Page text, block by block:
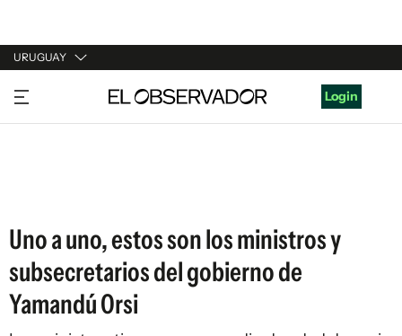
URUGUAY
URUGUAY
ARGENTINA
Login
Uno a uno, estos son los ministros y
subsecretarios del gobierno de
Yamandú Orsi